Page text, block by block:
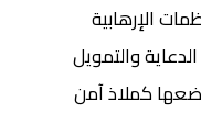
الإرهابية
والتمويل
كملاذ آمن